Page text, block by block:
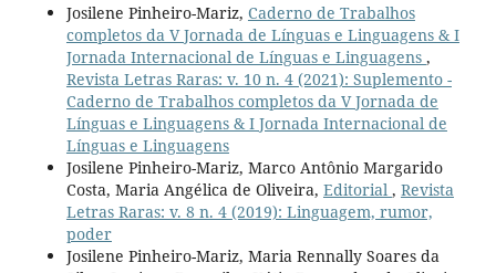
Josilene Pinheiro-Mariz, Caderno de Trabalhos
completos da V Jornada de Línguas e Linguagens & I
Jornada Internacional de Línguas e Linguagens ,
Revista Letras Raras: v. 10 n. 4 (2021): Suplemento -
Caderno de Trabalhos completos da V Jornada de
Línguas e Linguagens & I Jornada Internacional de
Línguas e Linguagens
Josilene Pinheiro-Mariz, Marco Antônio Margarido
Costa, Maria Angélica de Oliveira, Editorial , Revista
Letras Raras: v. 8 n. 4 (2019): Linguagem, rumor,
poder
Josilene Pinheiro-Mariz, Maria Rennally Soares da